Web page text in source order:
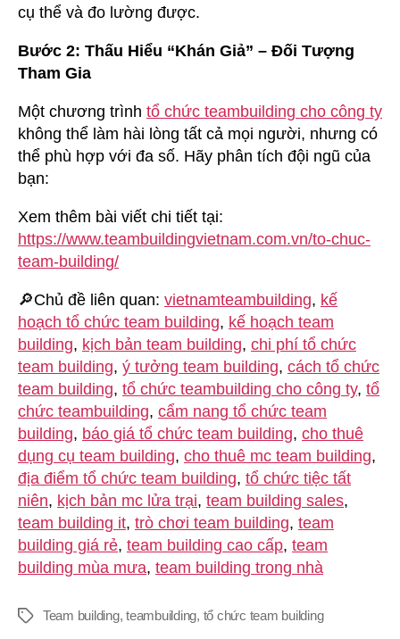
cụ thể và đo lường được.
Bước 2: Thấu Hiểu “Khán Giả” – Đối Tượng
Tham Gia
Một chương trình tổ chức teambuilding cho công ty
không thể làm hài lòng tất cả mọi người, nhưng có
thể phù hợp với đa số. Hãy phân tích đội ngũ của
bạn:
Xem thêm bài viết chi tiết tại:
https://www.teambuildingvietnam.com.vn/to-chuc-
team-building/
🔎Chủ đề liên quan: vietnamteambuilding, kế
hoạch tổ chức team building, kế hoạch team
building, kịch bản team building, chi phí tổ chức
team building, ý tưởng team building, cách tổ chức
team building, tổ chức teambuilding cho công ty, tổ
chức teambuilding, cẩm nang tổ chức team
building, báo giá tổ chức team building, cho thuê
dụng cụ team building, cho thuê mc team building,
địa điểm tổ chức team building, tổ chức tiệc tất
niên, kịch bản mc lửa trại, team building sales,
team building it, trò chơi team building, team
building giá rẻ, team building cao cấp, team
building mùa mưa, team building trong nhà
Thẻ Team building,teambuilding, tổ chức team building